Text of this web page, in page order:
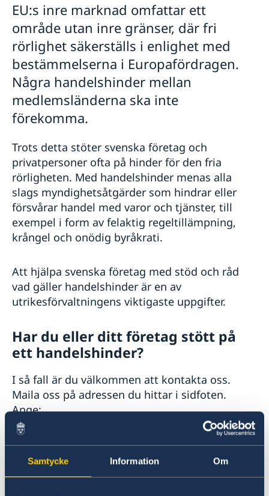
Samtycke Information Om
Vi är en resurs för svenska företag
Team Sweden
Så kan du få stöd
Svenska företag i Irland
Anmäl handelshinder
Aktuellt
Nyheter
Nationaldagsfirande på ambassaden 8/6
Kalendarium
Lediga tjänster
Welcome Sweden-program
EU:s inre marknad omfattar ett
område utan inre gränser, där fri
rörlighet säkerställs i enlighet med
bestämmelserna i Europafördragen.
Några handelshinder mellan
medlemsländerna ska inte
förekomma.
Trots detta stöter svenska företag och
privatpersoner ofta på hinder för den fria
rörligheten. Med handelshinder menas alla
slags myndighetsåtgärder som hindrar eller
försvårar handel med varor och tjänster, till
exempel i form av felaktig regeltillämpning,
krångel och onödig byråkrati.
Att hjälpa svenska företag med stöd och råd
vad gäller handelshinder är en av
utrikesförvaltningens viktigaste uppgifter.
Har du eller ditt företag stött på
ett handelshinder?
I så fall är du välkommen att kontakta oss.
Maila oss på adressen du hittar i sidfoten.
Ange:
bransch